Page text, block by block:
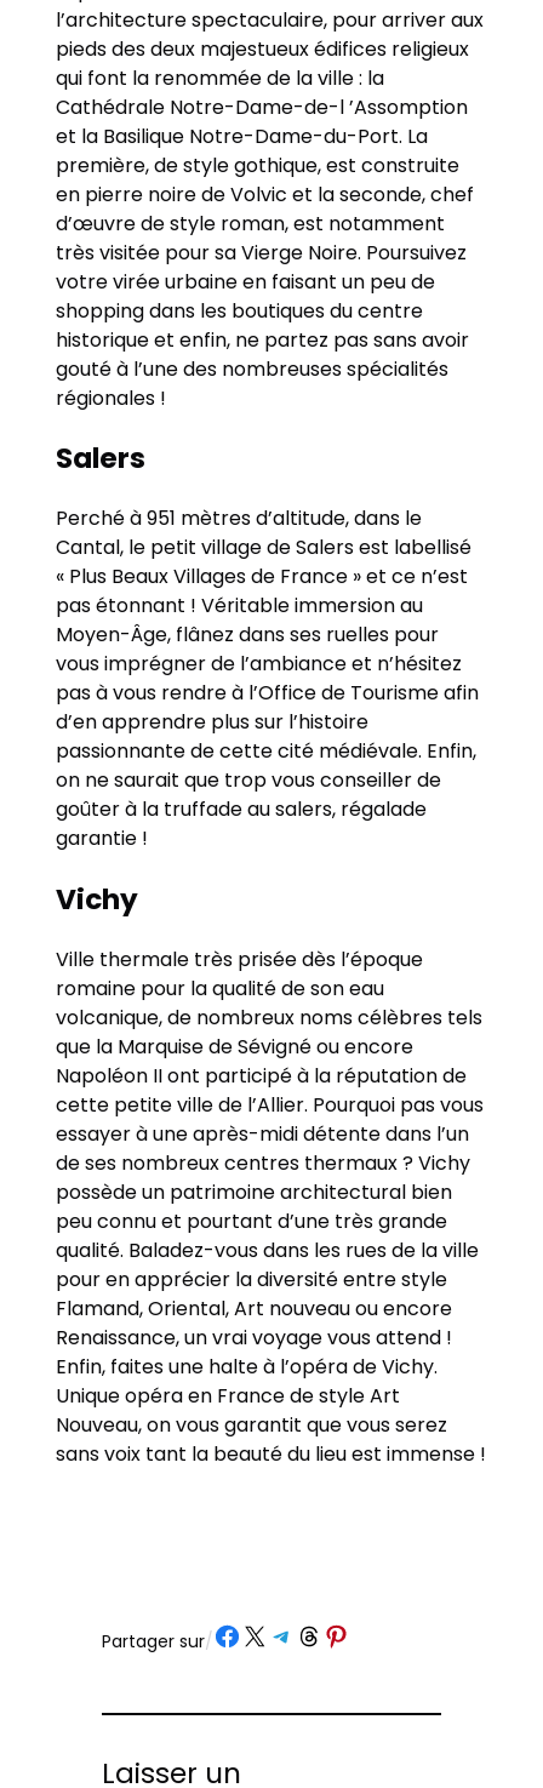
l’architecture spectaculaire, pour arriver aux
pieds des deux majestueux édifices religieux
qui font la renommée de la ville : la
Cathédrale Notre-Dame-de-l ’Assomption
et la Basilique Notre-Dame-du-Port. La
première, de style gothique, est construite
en pierre noire de Volvic et la seconde, chef
d’œuvre de style roman, est notamment
très visitée pour sa Vierge Noire. Poursuivez
votre virée urbaine en faisant un peu de
shopping dans les boutiques du centre
historique et enfin, ne partez pas sans avoir
gouté à l’une des nombreuses spécialités
régionales !
Salers
Perché à 951 mètres d’altitude, dans le
Cantal, le petit village de Salers est labellisé
« Plus Beaux Villages de France » et ce n’est
pas étonnant ! Véritable immersion au
Moyen-Âge, flânez dans ses ruelles pour
vous imprégner de l’ambiance et n’hésitez
pas à vous rendre à l’Office de Tourisme afin
d’en apprendre plus sur l’histoire
passionnante de cette cité médiévale. Enfin,
on ne saurait que trop vous conseiller de
goûter à la truffade au salers, régalade
garantie !
Vichy
Ville thermale très prisée dès l’époque
romaine pour la qualité de son eau
volcanique, de nombreux noms célèbres tels
que la Marquise de Sévigné ou encore
Napoléon II ont participé à la réputation de
cette petite ville de l’Allier. Pourquoi pas vous
essayer à une après-midi détente dans l’un
de ses nombreux centres thermaux ? Vichy
possède un patrimoine architectural bien
peu connu et pourtant d’une très grande
qualité. Baladez-vous dans les rues de la ville
pour en apprécier la diversité entre style
Flamand, Oriental, Art nouveau ou encore
Renaissance, un vrai voyage vous attend !
Enfin, faites une halte à l’opéra de Vichy.
Unique opéra en France de style Art
Nouveau, on vous garantit que vous serez
sans voix tant la beauté du lieu est immense !
Partager sur/ Partager sur Facebook
Partager sur X Partager sur Telegram
Partager sur Threads
Partager sur Pinterest
Laisser un